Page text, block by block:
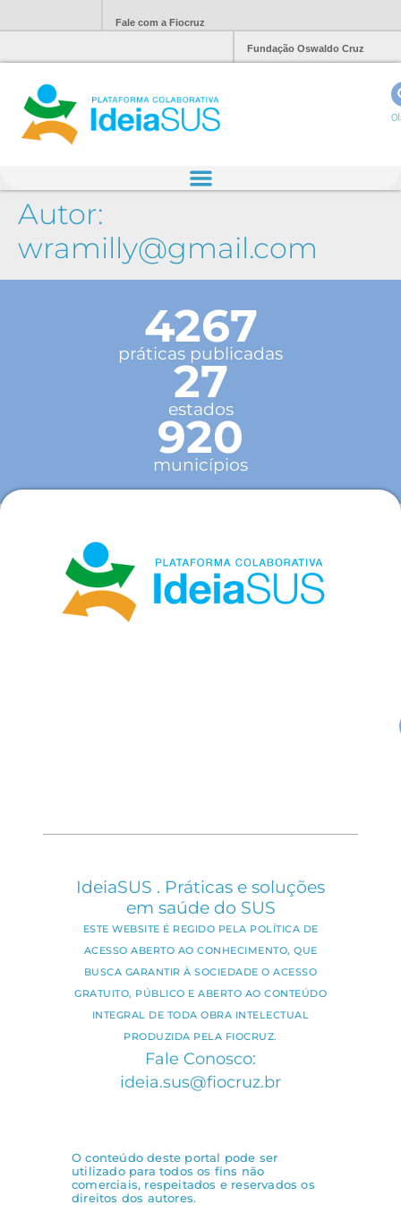
Fale com a Fiocruz
Fundação Oswaldo Cruz
Autor:
wramilly@gmail.com
4267
práticas publicadas
27
estados
920
municípios
IdeiaSUS . Práticas e soluções
em saúde do SUS
ESTE WEBSITE É REGIDO PELA POLÍTICA DE
ACESSO ABERTO AO CONHECIMENTO, QUE
BUSCA GARANTIR À SOCIEDADE O ACESSO
GRATUITO, PÚBLICO E ABERTO AO CONTEÚDO
INTEGRAL DE TODA OBRA INTELECTUAL
PRODUZIDA PELA FIOCRUZ.
Fale Conosco:
ideia.sus@fiocruz.br
O conteúdo deste portal pode ser
utilizado para todos os fins não
comerciais, respeitados e reservados os
direitos dos autores.